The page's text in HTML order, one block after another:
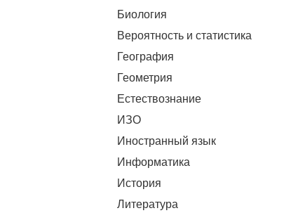
Биология
Вероятность и статистика
География
Геометрия
Естествознание
ИЗО
Иностранный язык
Информатика
История
Литература